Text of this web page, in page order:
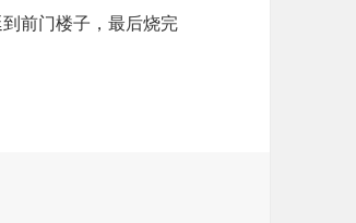
前门楼子，最后烧完
右前门被烧毁的老照片